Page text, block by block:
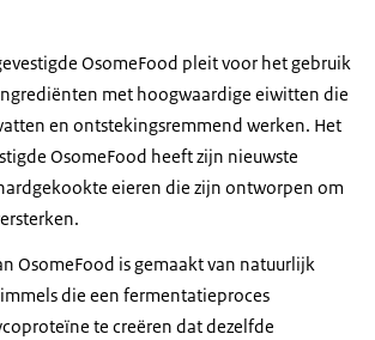
OsomeFood pleit voor het gebruik
met hoogwaardige eiwitten die
en ontstekingsremmend werken. Het
OsomeFood heeft zijn nieuwste
eieren die zijn ontworpen om
OsomeFood is gemaakt van natuurlijk
die een fermentatieproces
te creëren dat dezelfde